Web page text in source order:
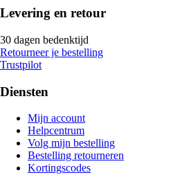
Levering en retour
30 dagen bedenktijd
Retourneer je bestelling
Trustpilot
Diensten
Mijn account
Helpcentrum
Volg mijn bestelling
Bestelling retourneren
Kortingscodes